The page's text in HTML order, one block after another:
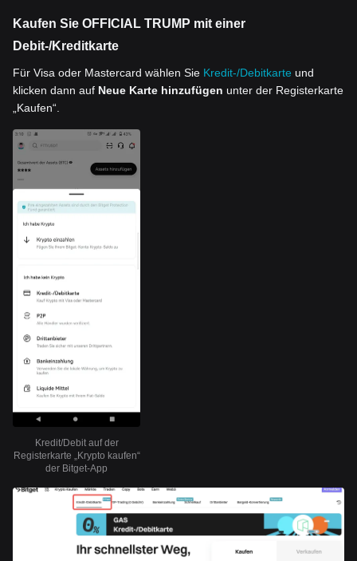
Kaufen Sie OFFICIAL TRUMP mit einer
Debit-/Kreditkarte
Für Visa oder Mastercard wählen Sie Kredit-/Debitkarte und
klicken dann auf Neue Karte hinzufügen unter der Registerkarte
„Kaufen“.
Kredit/Debit auf der
Registerkarte „Krypto kaufen“
der Bitget-App